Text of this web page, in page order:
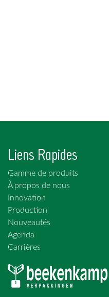
Liens Rapides
Gamme de produits
À propos de nous
Innovation
Production
Nouveautés
Agenda
Carrières